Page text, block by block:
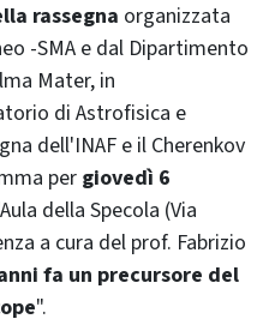
rassegna organizzata
-SMA e dal Dipartimento
Mater, in
di Astrofisica e
dell'INAF e il Cherenkov
per giovedì 6
della Specola (Via
a cura del prof. Fabrizio
fa un precursore del
".